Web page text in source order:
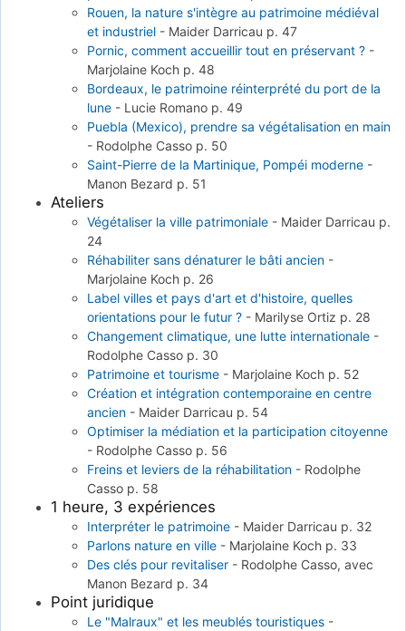
Rouen, la nature s'intègre au patrimoine médiéval
et industriel - Maider Darricau p. 47
Pornic, comment accueillir tout en préservant ? -
Marjolaine Koch p. 48
Bordeaux, le patrimoine réinterprété du port de la
lune - Lucie Romano p. 49
Puebla (Mexico), prendre sa végétalisation en main
- Rodolphe Casso p. 50
Saint-Pierre de la Martinique, Pompéi moderne -
Manon Bezard p. 51
Ateliers
Végétaliser la ville patrimoniale - Maider Darricau p.
24
Réhabiliter sans dénaturer le bâti ancien -
Marjolaine Koch p. 26
Label villes et pays d'art et d'histoire, quelles
orientations pour le futur ? - Marilyse Ortiz p. 28
Changement climatique, une lutte internationale -
Rodolphe Casso p. 30
Patrimoine et tourisme - Marjolaine Koch p. 52
Création et intégration contemporaine en centre
ancien - Maider Darricau p. 54
Optimiser la médiation et la participation citoyenne
- Rodolphe Casso p. 56
Freins et leviers de la réhabilitation - Rodolphe
Casso p. 58
1 heure, 3 expériences
Interpréter le patrimoine - Maider Darricau p. 32
Parlons nature en ville - Marjolaine Koch p. 33
Des clés pour revitaliser - Rodolphe Casso, avec
Manon Bezard p. 34
Point juridique
Le "Malraux" et les meublés touristiques -